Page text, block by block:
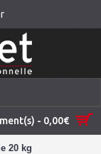
- 0,00€
20 kg